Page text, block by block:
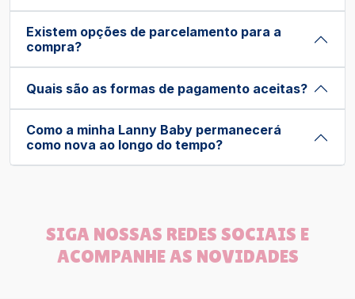
Existem opções de parcelamento para a
compra?
Quais são as formas de pagamento aceitas?
Como a minha Lanny Baby permanecerá
como nova ao longo do tempo?
SIGA NOSSAS REDES SOCIAIS E
ACOMPANHE AS NOVIDADES